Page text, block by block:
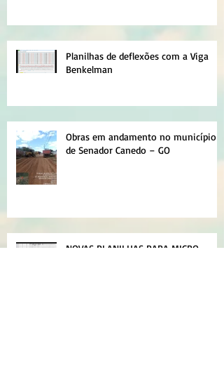
Planilhas de deflexões com a Viga
Benkelman
Obras em andamento no município
de Senador Canedo – GO
NOVAS PLANILHAS PARA MICRO